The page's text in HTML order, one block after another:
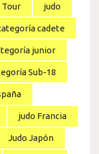
Tour judo
cadete
junior
Sub-18
judo Francia
Judo Japón